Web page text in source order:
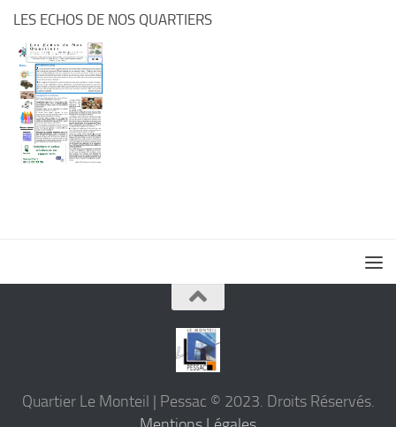
LES ECHOS DE NOS QUARTIERS
Quartier Le Monteil | Pessac © 2023. Droits Réservés.